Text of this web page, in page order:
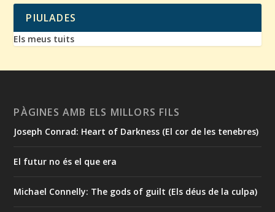
PIULADES
Els meus tuits
PÀGINES AMB ELS MILLORS FILS
Joseph Conrad: Heart of Darkness (El cor de les tenebres)
El futur no és el que era
Michael Connelly: The gods of guilt (Els déus de la culpa)